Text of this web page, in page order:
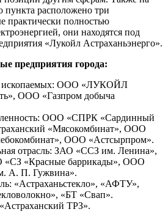
пункта расположено три
практически полностью
они находятся под
«Лукойл Астраханьэнерго».
предприятия города:
ископаемых: ООО «ЛУКОЙЛ
ООО «Газпром добыча
ООО «СПРК «Сардинный
«Мясокомбинат», ООО
ООО «Астсырпром».
отрасль: ЗАО «ССЗ им. Ленина»,
«Красные баррикады», ООО
А. П. Гужвина».
«Астраханьстекло», «АФТУ»,
«БТ «Свап».
ТРЗ».